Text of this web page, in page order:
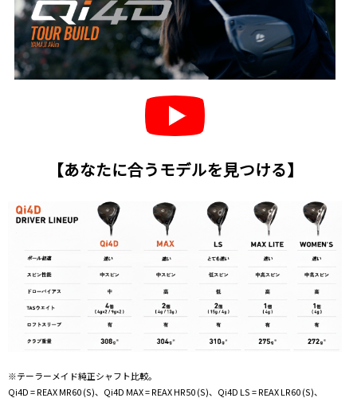
【あなたに合うモデルを見つける】
※テーラーメイド純正シャフト比較。
Qi4D = REAX MR60 (S)、Qi4D MAX = REAX HR50 (S)、Qi4D LS = REAX LR60 (S)、